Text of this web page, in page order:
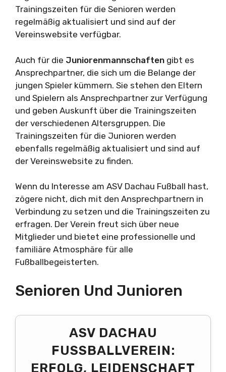
Trainingszeiten für die Senioren werden
regelmäßig aktualisiert und sind auf der
Vereinswebsite verfügbar.
Auch für die Juniorenmannschaften gibt es
Ansprechpartner, die sich um die Belange der
jungen Spieler kümmern. Sie stehen den Eltern
und Spielern als Ansprechpartner zur Verfügung
und geben Auskunft über die Trainingszeiten
der verschiedenen Altersgruppen. Die
Trainingszeiten für die Junioren werden
ebenfalls regelmäßig aktualisiert und sind auf
der Vereinswebsite zu finden.
Wenn du Interesse am ASV Dachau Fußball hast,
zögere nicht, dich mit den Ansprechpartnern in
Verbindung zu setzen und die Trainingszeiten zu
erfragen. Der Verein freut sich über neue
Mitglieder und bietet eine professionelle und
familiäre Atmosphäre für alle
Fußballbegeisterten.
Senioren Und Junioren
ASV DACHAU
FUSSBALLVEREIN: E
RFOLG, LEIDENSCHAFT U